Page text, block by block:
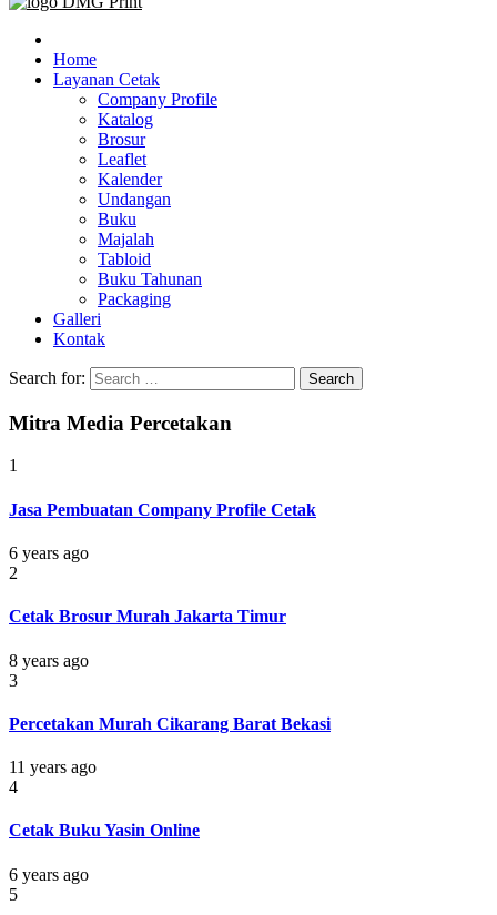
Jasa Cetak Online DMG Printing
Home
Layanan Cetak
Company Profile
Katalog
Brosur
Leaflet
Kalender
Undangan
Buku
Majalah
Tabloid
Buku Tahunan
Packaging
Galleri
Kontak
Search for:
Mitra Media Percetakan
1
Jasa Pembuatan Company Profile Cetak
6 years ago
2
Cetak Brosur Murah Jakarta Timur
8 years ago
3
Percetakan Murah Cikarang Barat Bekasi
11 years ago
4
Cetak Buku Yasin Online
6 years ago
5